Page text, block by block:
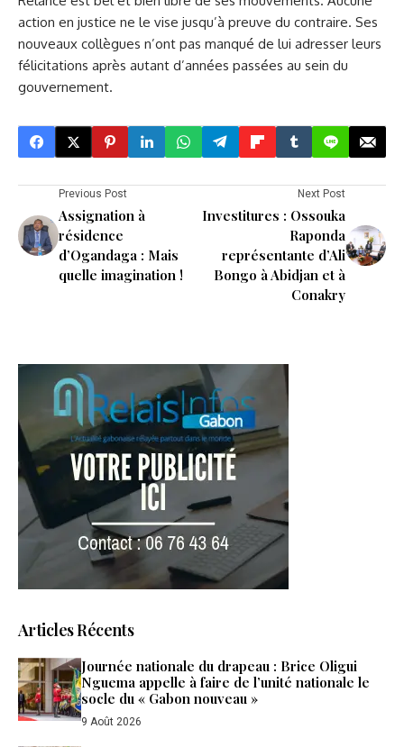
action en justice ne le vise jusqu’à preuve du contraire. Ses
nouveaux collègues n’ont pas manqué de lui adresser leurs
félicitations après autant d’années passées au sein du
gouvernement.
Previous Post
Assignation à
résidence
d’Ogandaga : Mais
quelle imagination !
Next Post
Investitures : Ossouka
Raponda
représentante d’Ali
Bongo à Abidjan et à
Conakry
Articles Récents
Journée nationale du drapeau : Brice Oligui
Nguema appelle à faire de l’unité nationale le
socle du « Gabon nouveau »
9 Août 2026